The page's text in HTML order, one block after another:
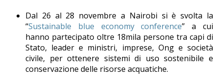
Dal 26 al 28 novembre a Nairobi si è svolta la
“Sustainable blue economy conference” a cui
hanno partecipato oltre 18mila persone tra capi di
Stato, leader e ministri, imprese, Ong e società
civile, per ottenere sistemi di uso sostenibile e
conservazione delle risorse acquatiche.